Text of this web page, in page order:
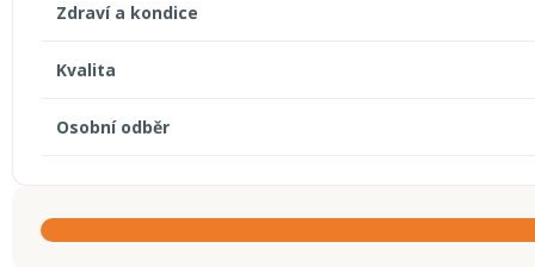
Zdraví a kondice
Kvalita
Osobní odběr